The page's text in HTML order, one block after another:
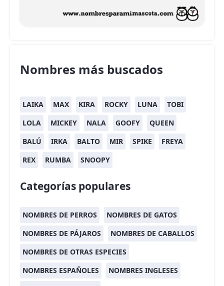
Nombres más buscados
LAIKA MAX KIRA ROCKY LUNA
TOBI
LOLA
MICKEY NALA GOOFY
QUEEN
BALÚ
IRKA BALTO MIR SPIKE
FREYA
REX
RUMBA SNOOPY
Categorías populares
NOMBRES DE PERROS
NOMBRES DE GATOS
NOMBRES DE PÁJAROS
NOMBRES DE CABALLOS
NOMBRES DE OTRAS ESPECIES
NOMBRES ESPAÑOLES
NOMBRES INGLESES